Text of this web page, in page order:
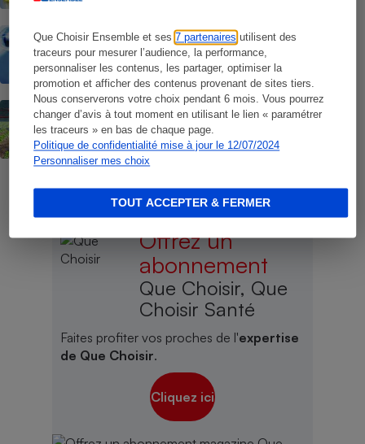
Que Choisir Ensemble et ses7 partenaires utilisent des
traceurs pour mesurer l’audience, la performance,
personnaliser les contenus, les partager, optimiser la
promotion et afficher des contenus provenant de sites tiers.
Nous conserverons votre choix pendant 6 mois. Vous pourrez
changer d’avis à tout moment en utilisant le lien « paramétrer
les traceurs » en bas de chaque page.
Politique de confidentialité mise à jour le 12/07/2024
Personnaliser mes choix
TOUT ACCEPTER & FERMER
ACTUALITÉ
Polluants éternels - Dangerosité
confirmée de l’omniprésent TFA
BILLET DE LA PRÉSIDENTE
Trafic de pesticides interdits en France -
Une condamnation exemplaire !
Offrez un
abonnement
Que Choisir, Que
Choisir Santé
Faites profiter vos proches de l'expertise
de Que Choisir.
Cliquez ici